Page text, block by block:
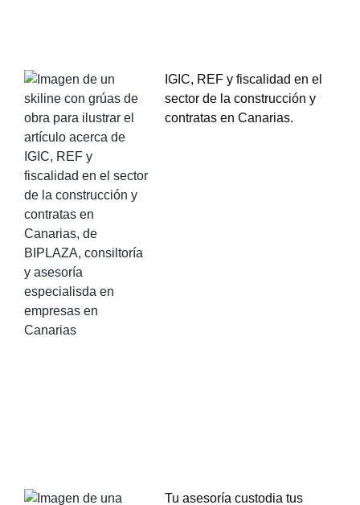
IGIC, REF y fiscalidad en el
sector de la construcción y
contratas en Canarias.
Tu asesoría custodia tus